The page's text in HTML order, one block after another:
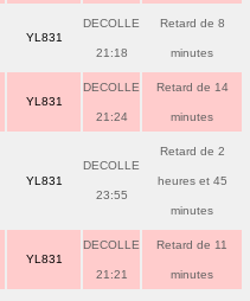
YL831
DECOLLE
21:18
Retard de 8
minutes
YL831
DECOLLE
21:24
Retard de 14
minutes
YL831
DECOLLE
23:55
Retard de 2
heures et 45
minutes
YL831
DECOLLE
21:21
Retard de 11
minutes